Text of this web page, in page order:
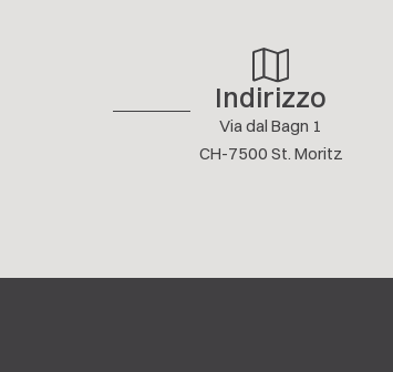
Indirizzo
Via dal Bagn 1
CH-7500 St. Moritz